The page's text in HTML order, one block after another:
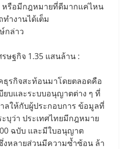
หรือมีกฎหมายที่ดีมากแค่ไหน
ำงานได้เต็ม
กล่าว
ษฐกิจ 1.35 แสนล้าน :
ธุรกิจสะท้อนมาโดยตลอดคือ
บและระบบอนุญาตต่าง ๆ ที่
ลให้กับผู้ประกอบการ ข้อมูลที่
ะบุว่า ประเทศไทยมีกฎหมาย
ฉบับ และมีใบอนุญาต
งหลายส่วนมีความซ้ำซ้อน ล้า